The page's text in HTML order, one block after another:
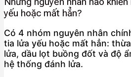
yếu hoặc mất hẳn?
Có 4 nhóm nguyên nhân
tia lửa yếu hoặc mất hẳn:
lửa, dầu lọt buồng đốt và độ
hệ thống đánh lửa.